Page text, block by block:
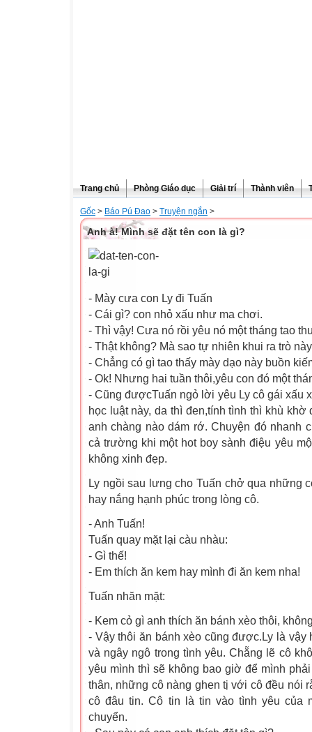
Trang chủ Phòng Giáo dục Giải trí Thành viên
Gốc > Báo Pú Đao > Truyện ngắn >
Anh à! Mình sẽ đặt tên con là gì?
- Mày cưa con Ly đi Tuấn
- Cái gì? con nhỏ xấu như ma chơi.
- Thì vậy! Cưa nó rồi yêu nó một tháng tao
- Thật không? Mà sao tự nhiên khui ra trò
- Chẳng có gì tao thấy mày dạo này buồn
- Ok! Nhưng hai tuần thôi,yêu con đó một
- Cũng đượcTuấn ngỏ lời yêu Ly cô gái xấu
học luật này, da thì đen,tính tình thì khù
anh chàng nào dám rớ. Chuyện đó nhanh
cả trường khi một hot boy sành điệu yêu
không xinh đẹp.
Ly ngồi sau lưng cho Tuấn chở qua những
hay nắng hạnh phúc trong lòng cô.
- Anh Tuấn!
Tuấn quay mặt lại càu nhàu:
- Gì thế!
- Em thích ăn kem hay mình đi ăn kem nha!
Tuấn nhăn mặt:
- Kem cỏ gì anh thích ăn bánh xèo thôi,
- Vậy thôi ăn bánh xèo cũng được.Ly là vậy
và ngây ngô trong tình yêu. Chẵng lẽ cô
yêu mình thì sẽ không bao giờ để mình
thân, những cô nàng ghen tị với cô đều nói
cô đâu tin. Cô tin là tin vào tình yêu của
chuyển.